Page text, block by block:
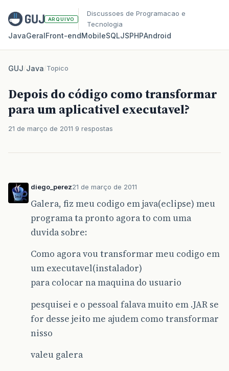
ARQUIVO
Discussoes de Programacao e
Tecnologia
JavaGeralFront‑endMobileSQLJSPHPAndroid
GUJ/Java/Topico
Depois do código como transformar
para um aplicativel executavel?
21 de março de 2011 9 respostas
diego_perez21 de março de 2011
Galera, fiz meu codigo em java(eclipse) meu
programa ta pronto agora to com uma
duvida sobre:
Como agora vou transformar meu codigo em
um executavel(instalador)
para colocar na maquina do usuario
pesquisei e o pessoal falava muito em .JAR se
for desse jeito me ajudem como transformar
nisso
valeu galera